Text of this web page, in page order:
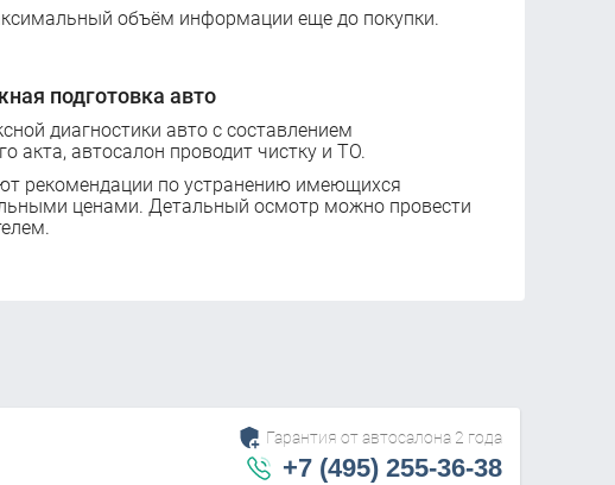
объём информации еще до покупки.
подготовка авто
диагностики авто с составлением
акта, автосалон проводит чистку и ТО.
рекомендации по устранению имеющихся
ценами. Детальный осмотр можно провести
Гарантия от автосалона 2 года
+7 (495) 255-36-38